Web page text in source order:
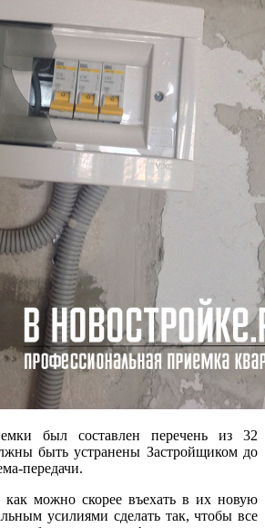
был составлен перечень из 32
быть устранены Застройщиком до
передачи.
можно скорее въехать в их новую
усилиями сделать так, чтобы все